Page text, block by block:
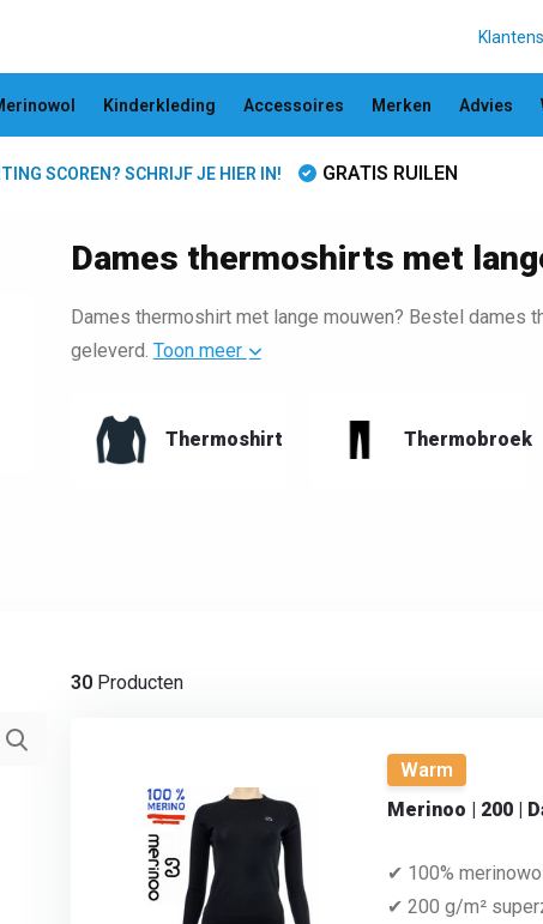
Kinderkleding Accessoires Merken Advies
SCOREN? SCHRIJF JE HIER IN! GRATIS RUILEN
Dames thermoshirts met
Dames thermoshirt met lange mouwen? Bestel dames
geleverd. Toon meer
Thermoshirt Thermobroek
30Producten
Warm
Merinoo | 200 |
✔ 100%
✔ 200 g/m²